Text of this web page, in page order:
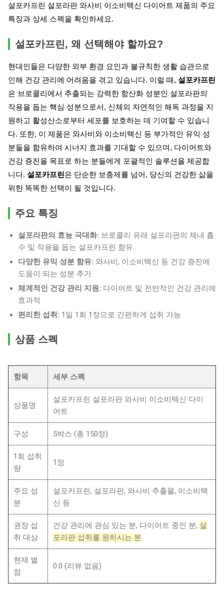
설포카프린 설포라판 와사비 이소비텍신 다이어트 제품의 주요
특징과 상세 스펙을 확인하세요.
설포카프린, 왜 선택해야 할까요?
현대인들은 다양한 외부 환경 요인과 불규칙한 생활 습관으로
인해 건강 관리에 어려움을 겪고 있습니다. 이럴 때, 설포카프린
은 브로콜리에서 추출되는 강력한 항산화 성분인 설포라판의
작용을 돕는 핵심 성분으로서, 신체의 자연적인 해독 과정을 지
원하고 활성산소로부터 세포를 보호하는 데 기여할 수 있습니
다. 또한, 이 제품은 와사비와 이소비텍신 등 부가적인 유익 성
분들을 함유하여 시너지 효과를 기대할 수 있으며, 다이어트와
건강 증진을 목표로 하는 분들에게 포괄적인 솔루션을 제공합
니다. 설포카프린은 단순한 보충제를 넘어, 당신의 건강한 삶을
위한 똑똑한 선택이 될 것입니다.
주요 특징
설포라판의 효능 극대화: 브로콜리 유래 설포라판의 체내 흡
수 및 작용을 돕는 설포카프린 함유
다양한 유익 성분 함유: 와사비, 이소비텍신 등 건강 증진에
도움이 되는 성분 추가
체계적인 건강 관리 지원: 다이어트 및 전반적인 건강 관리에
효과적
편리한 섭취: 1일 1회 1정으로 간편하게 섭취 가능
상품 스펙
항목 세부 스펙
상품명
설포카프린 설포라판 와사비 이소비텍신 다이
어트
구성 5박스 (총 150정)
1회 섭취
량
1정
주요 성
분
설포카프린, 설포라판, 와사비 추출물, 이소비텍
신 등
권장 섭
취 대상
건강 관리에 관심 있는 분, 다이어트 중인 분, 설
포라판 섭취를 원하시는 분
현재 별
점
0.0 (리뷰 없음)